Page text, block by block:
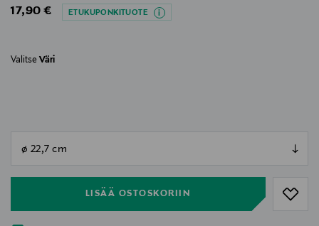
Original Price
17,90 € ETUKUPONKITUOTE
Valitse Väri
LISÄÄ OSTOSKORIIN